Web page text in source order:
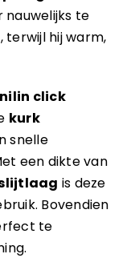
nauwelijks te
hij warm,
click
kurk
snelle
een dikte van
is deze
Bovendien
te